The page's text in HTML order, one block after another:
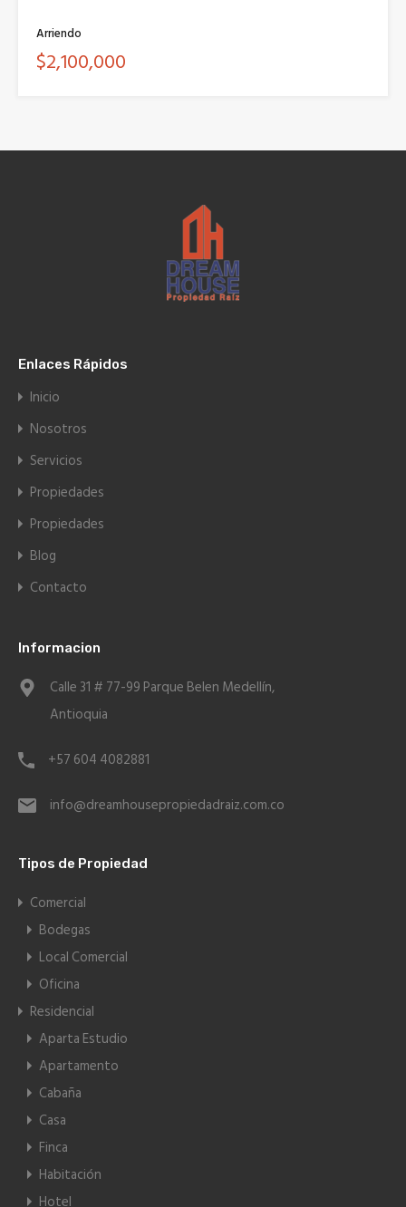
Arriendo
$2,100,000
Enlaces Rápidos
Inicio
Nosotros
Servicios
Propiedades
Propiedades
Blog
Contacto
Informacion
Calle 31 # 77-99 Parque Belen Medellín,
Antioquia
+57 604 4082881
info@dreamhousepropiedadraiz.com.co
Tipos de Propiedad
Comercial
Bodegas
Local Comercial
Oficina
Residencial
Aparta Estudio
Apartamento
Cabaña
Casa
Finca
Habitación
Hotel